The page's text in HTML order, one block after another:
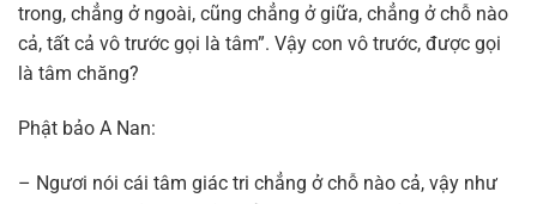
trong, chẳng ở ngoài, cũng chẳng ở giữa, chẳng ở chỗ nào
cả, tất cả vô trước gọi là tâm”. Vậy con vô trước, được gọi
là tâm chăng?
Phật bảo A Nan:
– Ngươi nói cái tâm giác tri chẳng ở chỗ nào cả, vậy như